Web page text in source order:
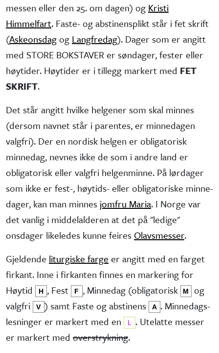
messen eller den 25. om dagen) og Kristi
Himmelfart. Faste- og abstinens­plikt står i fet skrift
(Askeonsdagog Langfredag). Dager som er angitt
med STORE BOKSTAVER er søndager, fester eller
høytider. Høytider er i tillegg markert med FET
SKRIFT.
Det står angitt hvilke helgener som skal minnes
(dersom navnet står i parentes, er minne­dagen
valgfri). Der en nordisk helgen er obliga­torisk
minne­dag, nevnes ikke de som i andre land er
obliga­torisk eller valgfri helgen­minne. På lørdager
som ikke er fest-, høytids- eller obliga­toriske minne­
dager, kan man minnes jomfru Maria. I Norge var
det vanlig i middel­alderen at det på "ledige"
onsdager like­ledes kunne feires Olavsmesser.
Gjeldende liturgiske farge er angitt med en farget
firkant. Inne i firkanten finnes en markering for
Høytid
H , Fest F , Minne­dag (obliga­torisk M
og
valg­fri
V ) samt Faste og abstinens A . Minnedags­
lesninger er markert med en
L
. Utelatte messer
er markert med overstrykning.